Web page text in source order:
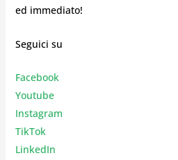
ed immediato!
Seguici su
Facebook
Youtube
Instagram
TikTok
LinkedIn